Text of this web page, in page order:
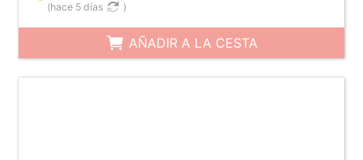
(hace 5 días )
AÑADIR A LA CESTA